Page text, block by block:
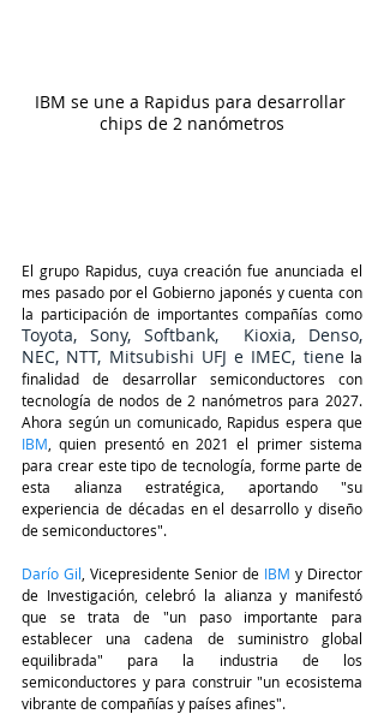
IBM se une a Rapidus para desarrollar
chips de 2 nanómetros
El grupo Rapidus, cuya creación fue anunciada el
mes pasado por el Gobierno japonés y cuenta con
Toyota, Sony, Softbank,  Kioxia, Denso,
NEC, NTT, Mitsubishi UFJ e IMEC, tiene la
finalidad de desarrollar semiconductores con
tecnología de nodos de 2 nanómetros para 2027.
IBM , quien presentó en 2021 el primer sistema
para crear este tipo de tecnología, forme parte de
esta alianza estratégica, aportando "su
experiencia de décadas en el desarrollo y diseño
de semiconductores".
Darío Gil , Vicepresidente Senior de IBM y Director
de Investigación, celebró la alianza y manifestó
que se trata de "un paso importante para
establecer una cadena de suministro global
equilibrada" para la industria de los
semiconductores y para construir "un ecosistema
vibrante de compañías y países afines".